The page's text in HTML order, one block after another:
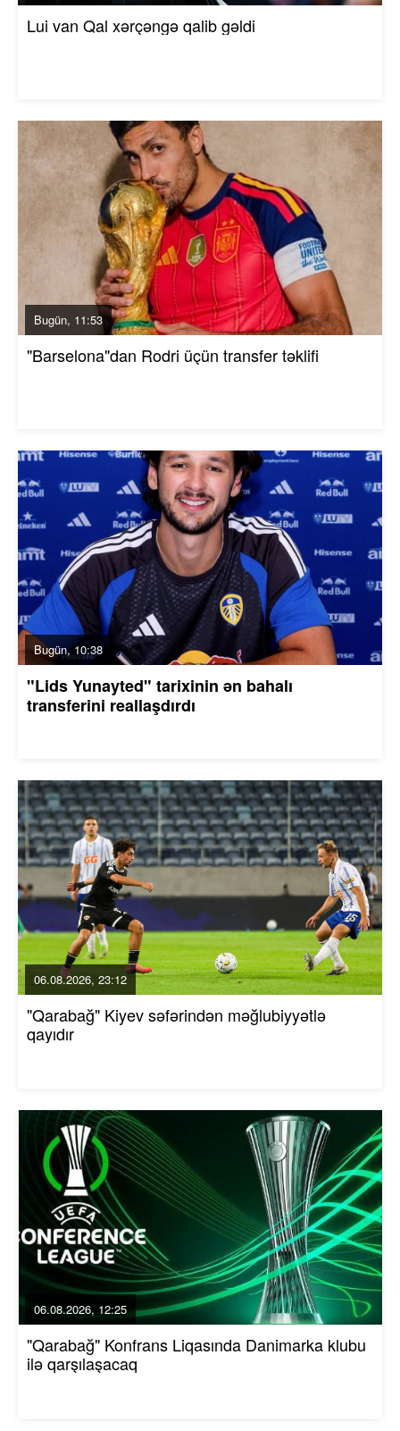
Lui van Qal xərçəngə qalib gəldi
Bugün, 11:53
"Barselona"dan Rodri üçün transfer təklifi
Bugün, 10:38
"Lids Yunayted" tarixinin ən bahalı
transferini reallaşdırdı
06.08.2026, 23:12
"Qarabağ" Kiyev səfərindən məğlubiyyətlə
qayıdır
06.08.2026, 12:25
"Qarabağ" Konfrans Liqasında Danimarka klubu
ilə qarşılaşacaq